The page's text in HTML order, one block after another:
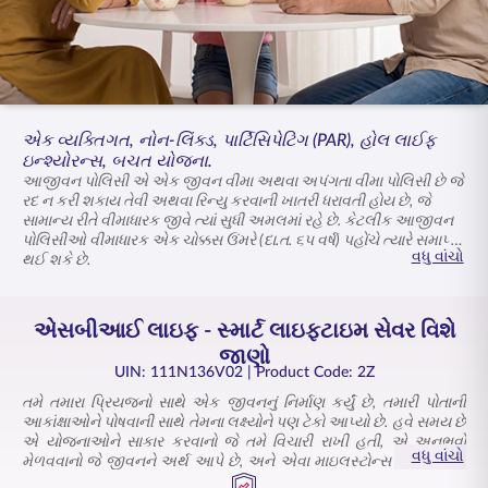
ENGLISH
ઑનલાઇન ખરીદો પ્રીમિયમ ચૂકવો
એક વ્યક્તિગત, નોન-લિંક્ડ, પાર્ટિસિપેટિંગ (PAR), હોલ લાઈફ
ઇન્શ્યોરન્સ, બચત યોજના.
આજીવન પોલિસી એ એક જીવન વીમા અથવા અપંગતા વીમા પોલિસી છે જે
રદ ન કરી શકાય તેવી અથવા રિન્યુ કરવાની ખાતરી ધરાવતી હોય છે, જે
સામાન્ય રીતે વીમાધારક જીવે ત્યાં સુધી અમલમાં રહે છે. કેટલીક આજીવન
પોલિસીઓ વીમાધારક એક ચોક્કસ ઉંમરે (દા.ત. ૬૫ વર્ષ) પહોંચે ત્યારે સમાપ્ત
થઈ શકે છે.
ભવિષ્યમાં આવનારા પડકારો માટે હંમેશા આર્થિક રીતે તૈયાર રહો – એક એવી
યોજના જે તમને આજીવન ગેરંટીડ વળતર અને સુરક્ષા પ્રદાન કરે છે.
વધુ વાંચો
એસબીઆઈ લાઇફ - સ્માર્ટ લાઇફટાઇમ સેવર વિશે
જાણો
UIN: 111N136V02
| Product Code: 2Z
તમે તમારા પ્રિયજનો સાથે એક જીવનનું નિર્માણ કર્યું છે, તમારી પોતાની
આકાંક્ષાઓને પોષવાની સાથે તેમના લક્ષ્યોને પણ ટેકો આપ્યો છે. હવે સમય છે
એ યોજનાઓને સાકાર કરવાનો જે તમે વિચારી રાખી હતી, એ અનુભવો
મેળવવાનો જે જીવનને અર્થ આપે છે, અને એવા માઇલસ્ટોન્સ સર કરવાનો
જે તમારી સહિયારી સફરને આકાર આપે છે.
વધુ વાંચો